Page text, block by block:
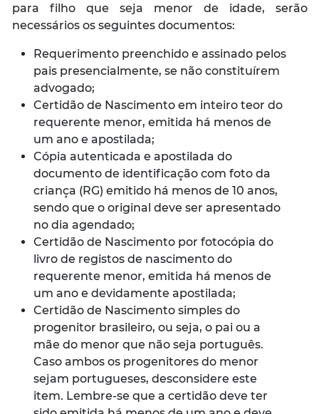
para filho que seja menor de idade, serão
necessários os seguintes documentos:
Requerimento preenchido e assinado pelos
pais presencialmente, se não constituírem
advogado;
Certidão de Nascimento em inteiro teor do
requerente menor, emitida há menos de
um ano e apostilada;
Cópia autenticada e apostilada do
documento de identificação com foto da
criança (RG) emitido há menos de 10 anos,
sendo que o original deve ser apresentado
no dia agendado;
Certidão de Nascimento por fotocópia do
livro de registos de nascimento do
requerente menor, emitida há menos de
um ano e devidamente apostilada;
Certidão de Nascimento simples do
progenitor brasileiro, ou seja, o pai ou a
mãe do menor que não seja português.
Caso ambos os progenitores do menor
sejam portugueses, desconsidere este
item. Lembre-se que a certidão deve ter